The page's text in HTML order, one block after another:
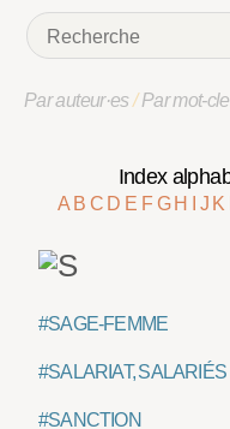
Par auteur·es/Par mot-
Index
A B C D E F G H J K
#SAGE-FEMME
#SALARIAT, SALARIÉS
#SANCTION